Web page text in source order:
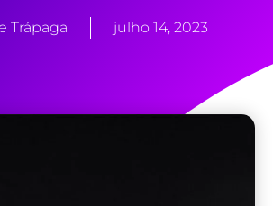
Trápaga julho 14, 2023